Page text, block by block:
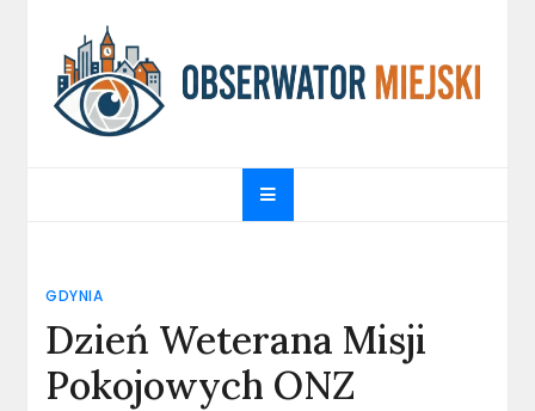
content
obserwatormiejski.pl
GDYNIA
Dzień Weterana Misji
Pokojowych ONZ